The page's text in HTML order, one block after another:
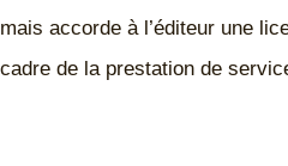
mais accorde à l’éditeur une
cadre de la prestation de